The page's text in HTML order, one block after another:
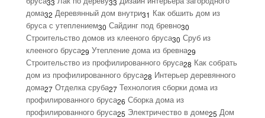
33 33
дома32 Деревянный дом внутри31 Как обшить дом из
бруса с утеплением30 Сайдинг под бревно30
Строительство домов из клееного бруса30 Сруб из
клееного бруса29 Утепление дома из бревна29
Строительство из профилированного бруса28 Как собрать
дом из профилированного бруса28 Интерьер деревянного
дома27 Отделка сруба27 Технология сборки дома из
профилированного бруса26 Сборка дома из
профилированного бруса25 Электричество в доме25 Дом